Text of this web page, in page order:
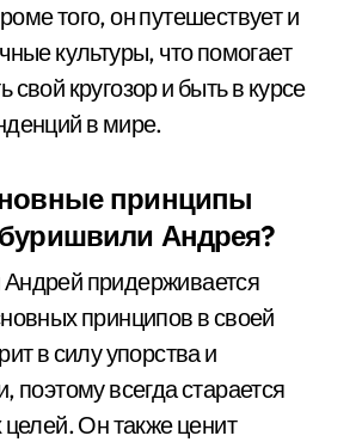
того, он путешествует и
культуры, что помогает
кругозор и быть в курсе
в мире.
принципы
Андрея?
придерживается
принципов в своей
в силу упорства и
поэтому всегда старается
целей. Он также ценит